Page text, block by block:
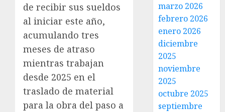
de recibir sus sueldos
al iniciar este año,
acumulando tres
meses de atraso
mientras trabajan
desde 2025 en el
traslado de material
para la obra del paso a
marzo 2026
febrero 2026
enero 2026
diciembre
2025
noviembre
2025
octubre 2025
septiembre